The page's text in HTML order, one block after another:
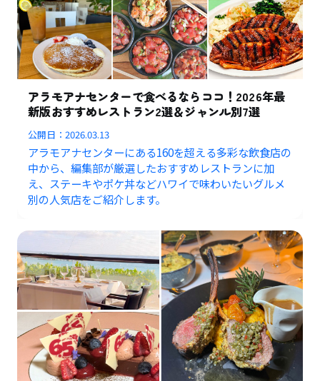
アラモアナセンターで食べるならココ！2026年最
新版おすすめレストラン2選＆ジャンル別7選
公開日：2026.03.13
アラモアナセンターにある160を超える多彩な飲食店の
中から、編集部が厳選したおすすめレストランに加
え、ステーキやポケ丼などハワイで味わいたいグルメ
別の人気店をご紹介します。